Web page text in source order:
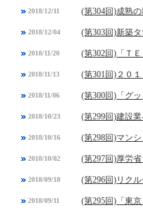
2018/12/11 (第304回)成熟
2018/12/04 (第303回)新築
2018/11/20 (第302回)「Ｔ
2018/11/13 (第301回)２０
2018/11/06 (第300回)「グ
2018/10/23 (第299回)建設
2018/10/16 (第298回)マン
2018/10/02 (第297回)厚労
2018/09/18 (第296回)リク
2018/09/11 (第295回)「東